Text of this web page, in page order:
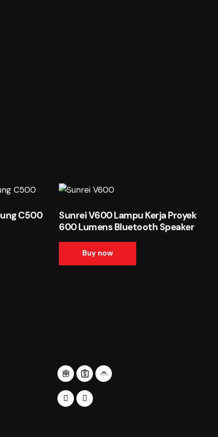
C500
Sunrei V600 Lampu Kerja Proyek
600 Lumens Bluetooth Speaker
Buy now